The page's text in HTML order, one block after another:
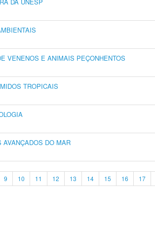
VENENOS E ANIMAIS PEÇONHENTOS
TROPICAIS
DO MAR
9 10 11 12 13 14 15 16 17